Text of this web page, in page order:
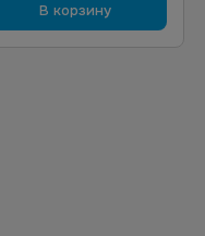
В корзину